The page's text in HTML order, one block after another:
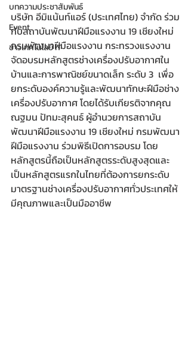
บทความประชาสัมพันธ์
Event
ข่าวเทคโนโลยี IT
บริษัท อีมิแน้นท์แอร์ (ประเทศไทย) จำกัด ร่วม
กับสถาบันพัฒนาฝีมือแรงงาน 19 เชียงใหม่
กรมพัฒนาฝีมือแรงงาน กระทรวงแรงงาน
จัดอบรมหลักสูตรช่างเครื่องปรับอากาศใน
บ้านและการพาณิชย์ขนาดเล็ก ระดับ 3  เพื่อ
ยกระดับองค์ความรู้และพัฒนาทักษะฝีมือช่าง
เครื่องปรับอากาศ โดยได้รับเกียรติจากคุณ
ณฐมน ปัทมะสุคนธ์ ผู้อำนวยการสถาบัน
พัฒนาฝีมือแรงงาน 19 เชียงใหม่ กรมพัฒนา
ฝีมือแรงงาน ร่วมพิธีเปิดการอบรม โดย
หลักสูตรนี้ถือเป็นหลักสูตรระดับสูงสุดและ
เป็นหลักสูตรแรกในไทยที่ต้องการยกระดับ
มาตรฐานช่างเครื่องปรับอากาศทั่วประเทศให้
มีคุณภาพและเป็นมืออาชีพ